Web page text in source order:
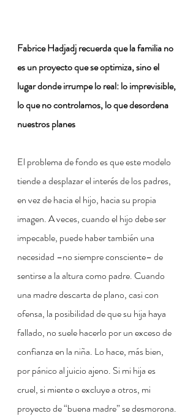
Fabrice Hadjadj recuerda que la familia no
es un proyecto que se optimiza, sino el
lugar donde irrumpe lo real: lo imprevisible,
lo que no controlamos, lo que desordena
nuestros planes
El problema de fondo es que este modelo
tiende a desplazar el interés de los padres,
en vez de hacia el hijo, hacia su propia
imagen. A veces, cuando el hijo debe ser
impecable, puede haber también una
necesidad –no siempre consciente– de
sentirse a la altura como padre. Cuando
una madre descarta de plano, casi con
ofensa, la posibilidad de que su hija haya
fallado, no suele hacerlo por un exceso de
confianza en la niña. Lo hace, más bien,
por pánico al juicio ajeno. Si mi hija es
cruel, si miente o excluye a otros, mi
proyecto de “buena madre” se desmorona.